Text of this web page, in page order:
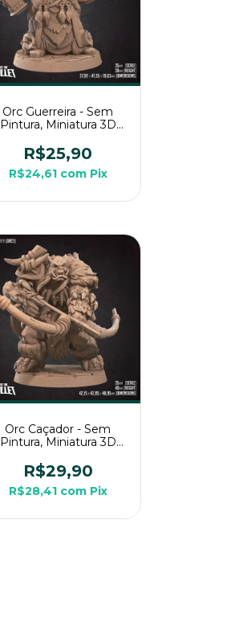
Orc Guerreira - Sem
Pintura, Miniatura 3D
Mesa
R$25,90
R$24,61 com Pix
Orc Caçador - Sem
Pintura, Miniatura 3D
Mesa
R$29,90
R$28,41 com Pix